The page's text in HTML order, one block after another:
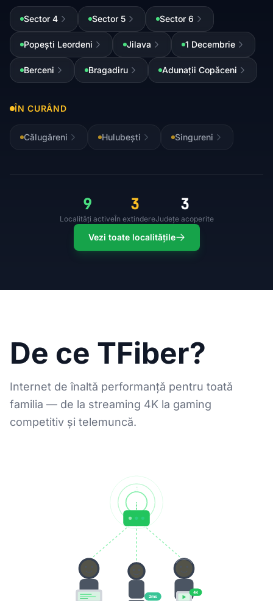
Sector 4 Sector 5 Sector 6
Popești Leordeni Jilava 1 Decembrie
Berceni Bragadiru Adunații Copăceni
ÎN CURÂND
Călugăreni Hulubești Singureni
9
Localități active
3
În extindere
3
Județe acoperite
Vezi toate localitățile
De ce TFiber?
Internet de înaltă performanță pentru toată
familia — de la streaming 4K la gaming
competitiv și telemuncă.
2ms
4K